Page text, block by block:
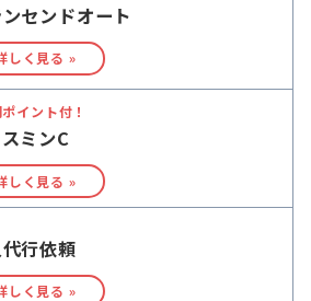
ンセンドオート
しく見る »
イント付！
ミンC
しく見る »
行依頼
しく見る »